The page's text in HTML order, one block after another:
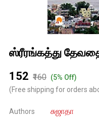
ஸ்ரீரங்கத்து
₹152 ₹160 (5% Off)
(Free shipping for orders
Authors சுஜாதா